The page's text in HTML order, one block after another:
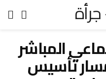
المباشر
تأسيس